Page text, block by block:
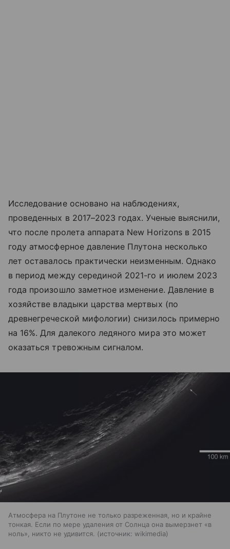
Исследование основано на наблюдениях,
проведенных в 2017–2023 годах. Ученые выяснили,
что после пролета аппарата New Horizons в 2015
году атмосферное давление Плутона несколько
лет оставалось практически неизменным. Однако
в период между серединой 2021-го и июлем 2023
года произошло заметное изменение. Давление в
хозяйстве владыки царства мертвых (по
древнегреческой мифологии) снизилось примерно
на 16%. Для далекого ледяного мира это может
оказаться тревожным сигналом.
Атмосфера на Плутоне не только разреженная, но и крайне
тонкая. Если по мере удаления от Солнца она вымерзнет «в
ноль», никто не удивится.
источник: wikimedia